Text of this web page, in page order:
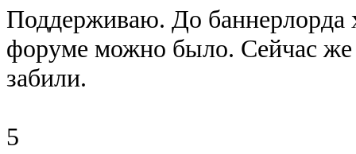
Поддерживаю. До баннерлорда
форуме можно было. Сейчас же
забили.
5